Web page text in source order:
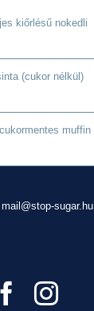
kiőrlésű nokedli
(cukor nélkül)
muffin
sugar.hu